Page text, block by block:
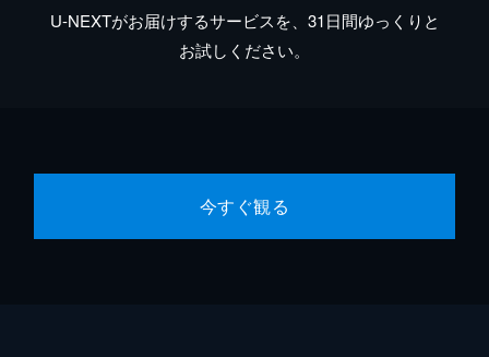
U-NEXTがお届けするサービスを、31日間ゆっくりと
お試しください。
今すぐ観る